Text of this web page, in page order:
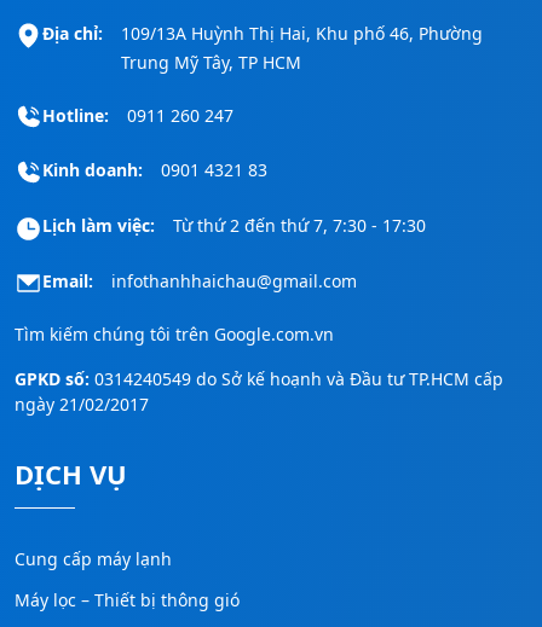
Địa chỉ:
109/13A Huỳnh Thị Hai, Khu phố 46, Phường
Trung Mỹ Tây, TP HCM
Hotline: 0911 260 247
Kinh doanh: 0901 4321 83
Lịch làm việc: Từ thứ 2 đến thứ 7, 7:30 - 17:30
Email: infothanhhaichau@gmail.com
Tìm kiếm chúng tôi trên Google.com.vn
GPKD số: 0314240549 do Sở kế hoạnh và Đầu tư TP.HCM cấp
ngày 21/02/2017
DỊCH VỤ
Cung cấp máy lạnh
Máy lọc – Thiết bị thông gió